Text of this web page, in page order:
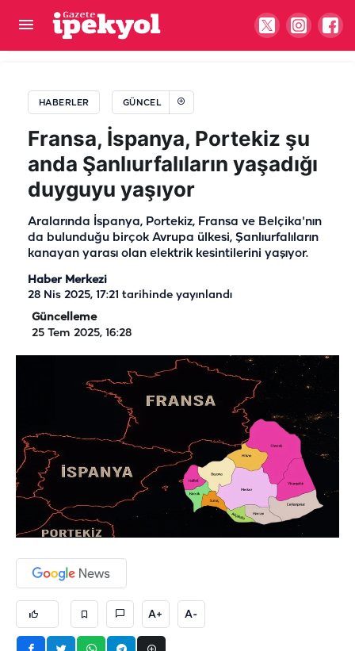
HABERLER GÜNCEL
Fransa, İspanya, Portekiz şu
anda Şanlıurfalıların yaşadığı
duyguyu yaşıyor
Aralarında İspanya, Portekiz, Fransa ve Belçika'nın
da bulunduğu birçok Avrupa ülkesi, Şanlıurfalıların
kanayan yarası olan elektrik kesintilerini yaşıyor.
Haber Merkezi
28 Nis 2025, 17:21 tarihinde yayınlandı
Güncelleme
25 Tem 2025, 16:28
A+ A-
Şanlıurfa'da trafiği bitirecek hamle! 3,5 ayda